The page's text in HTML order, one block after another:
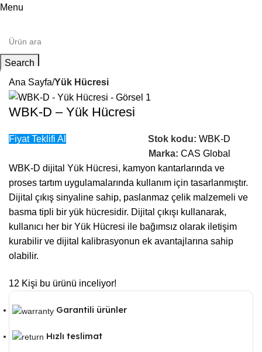
Menu
Search
Ana Sayfa Yük Hücresi
WBK-D – Yük Hücresi
Fiyat Teklifi Al Stok kodu: WBK-D
Marka: CAS Global
WBK-D dijital Yük Hücresi, kamyon kantarlarında ve
proses tartım uygulamalarında kullanım için tasarlanmıştır.
Dijital çıkış sinyaline sahip, paslanmaz çelik malzemeli ve
basma tipli bir yük hücresidir. Dijital çıkışı kullanarak,
kullanıcı her bir Yük Hücresi ile bağımsız olarak iletişim
kurabilir ve dijital kalibrasyonun ek avantajlarına sahip
olabilir.
12 Kişi bu ürünü inceliyor!
Garantili ürünler
Hızlı teslimat